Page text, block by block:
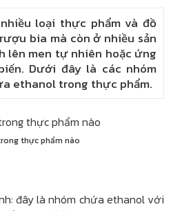
loại thực phẩm và đồ
bia mà còn ở nhiều sản
lên men tự nhiên hoặc ứng
Dưới đây là các nhóm
ethanol trong thực phẩm.
thực phẩm nào
đây là nhóm chứa ethanol với